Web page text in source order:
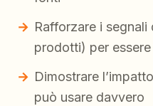
Rafforzare i
prodotti) per
Dimostrare
può usare davvero